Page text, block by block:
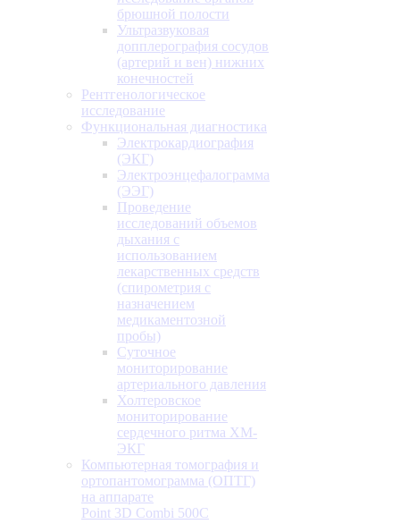
брюшной полости
Ультразвуковая
допплерография сосудов
(артерий и вен) нижних
конечностей
Рентгенологическое
исследование
Функциональная диагностика
Электрокардиография
(ЭКГ)
Электроэнцефалограмма
(ЭЭГ)
Проведение
исследований объемов
дыхания с
использованием
лекарственных средств
(спирометрия с
назначением
медикаментозной
пробы)
Суточное
мониторирование
артериального давления
Холтеровское
мониторирование
сердечного ритма ХМ-
ЭКГ
Компьютерная томография и
ортопантомограмма (ОПТГ)
на аппарате
Point 3D Combi 500C